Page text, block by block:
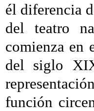
él diferencia
del teatro
comienza en
del siglo
función